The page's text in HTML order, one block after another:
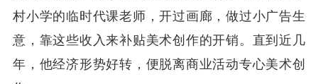
村小学的临时代课老师，开过画廊，做过小广告生
意，靠这些收入来补贴美术创作的开销。直到近几
年，他经济形势好转，便脱离商业活动专心美术创